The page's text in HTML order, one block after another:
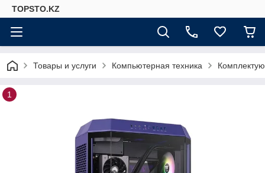
TOPSTO.KZ
Товары и услуги Компьютерная техника
1